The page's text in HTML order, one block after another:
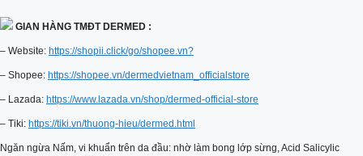
GIAN HÀNG TMĐT DERMED :
– Website: https://shopii.click/go/shopee.vn?
– Shopee: https://shopee.vn/dermedvietnam_officialstore
– Lazada: https://www.lazada.vn/shop/dermed-official-store
– Tiki: https://tiki.vn/thuong-hieu/dermed.html
Ngăn ngừa Nấm, vi khuẩn trên da đầu: nhờ làm bong lớp sừng, Acid Salicylic